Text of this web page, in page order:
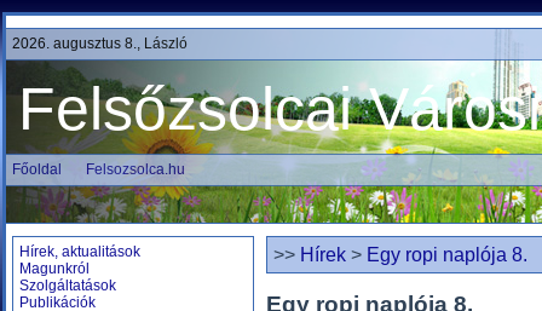
2026. augusztus 8., László
Felsőzsolcai
Főoldal Felsozsolca.hu
Hírek, aktualitások
Magunkról
Szolgáltatások
Publikációk
>> Hírek > Egy ropi naplója 8.
Egy ropi naplója 8.